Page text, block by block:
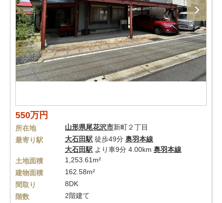
550万円
所在地 山形県尾花沢市新町２丁目
最寄り駅
大石田駅 徒歩49分 奥羽本線
大石田駅 より車9分 4.00km 奥羽本線
土地面積
1,253.61m²
建物面積
162.58m²
間取り
8DK
階数
2階建て